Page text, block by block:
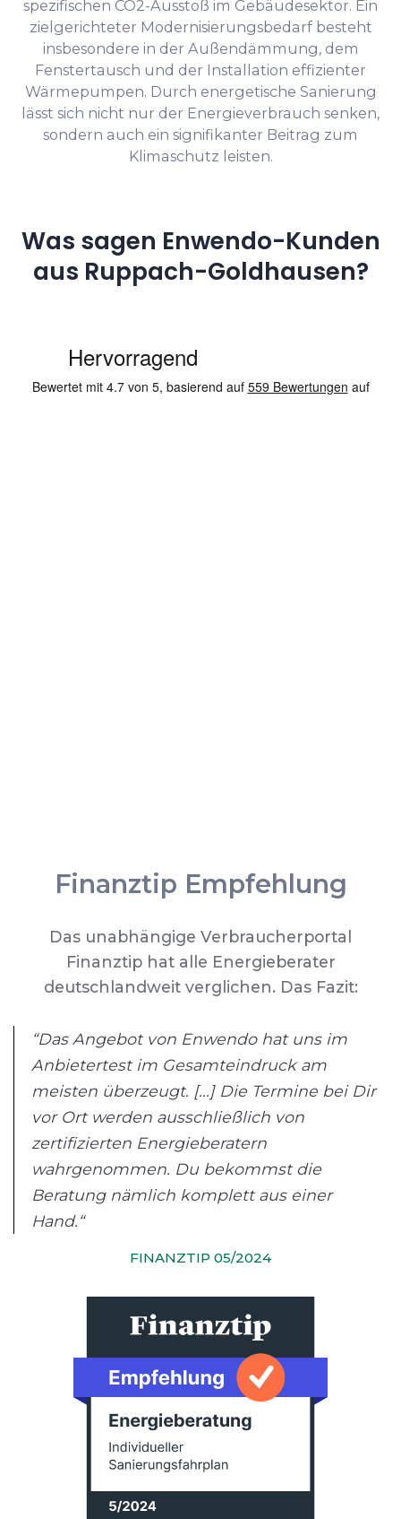
spezifischen CO2-Ausstoß im Gebäudesektor. Ein
zielgerichteter Modernisierungsbedarf besteht
insbesondere in der Außendämmung, dem
Fenstertausch und der Installation effizienter
Wärmepumpen. Durch energetische Sanierung
lässt sich nicht nur der Energieverbrauch senken,
sondern auch ein signifikanter Beitrag zum
Klimaschutz leisten.
Was sagen Enwendo-Kunden
aus Ruppach-Goldhausen?
Finanztip Empfehlung
Das unabhängige Verbraucherportal
Finanztip hat alle Energieberater
deutschlandweit verglichen. Das Fazit:
“Das Angebot von Enwendo hat uns im
Anbietertest im Gesamteindruck am
meisten überzeugt. [...] Die Termine bei Dir
vor Ort werden ausschließlich von
zertifizierten Energieberatern
wahrgenommen. Du bekommst die
Beratung nämlich komplett aus einer
Hand.“
FINANZTIP 05/2024